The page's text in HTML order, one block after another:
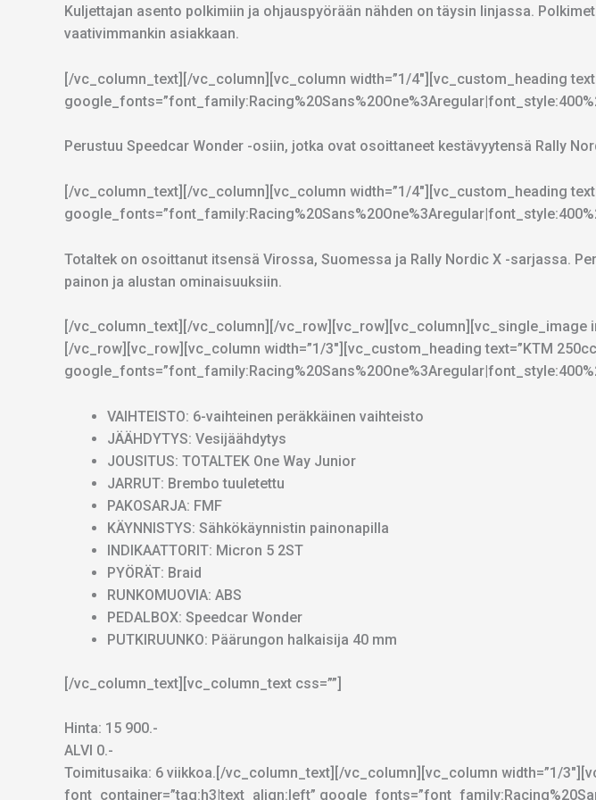
Kuljettajan asento polkimiin ja ohjauspyörään nähden on täysin linjassa.
vaativimmankin asiakkaan.
[/vc_column_text][/vc_column][vc_column width=”1/4″][vc_custom_heading
Perustuu Speedcar Wonder -osiin, jotka ovat osoittaneet kestävyytensä Rally
[/vc_column_text][/vc_column][vc_column width=”1/4″][vc_custom_heading
Totaltek on osoittanut itsensä Virossa, Suomessa ja Rally Nordic X -sarjassa.
painon ja alustan ominaisuuksiin.
[/vc_column_text][/vc_column][/vc_row][vc_row][vc_column][vc_single_image
[/vc_row][vc_row][vc_column width=”1/3″][vc_custom_heading text=”KTM
VAIHTEISTO: 6-vaihteinen peräkkäinen vaihteisto
JÄÄHDYTYS: Vesijäähdytys
JOUSITUS: TOTALTEK One Way Junior
JARRUT: Brembo tuuletettu
PAKOSARJA: FMF
KÄYNNISTYS: Sähkökäynnistin painonapilla
INDIKAATTORIT: Micron 5 2ST
PYÖRÄT: Braid
RUNKOMUOVIA: ABS
PEDALBOX: Speedcar Wonder
PUTKIRUUNKO: Päärungon halkaisija 40 mm
[/vc_column_text][vc_column_text css=””]
Hinta: 15 900.-
ALVI 0.-
Toimitusaika: 6 viikkoa.[/vc_column_text][/vc_column][vc_column width=”1/
font_container=”tag:h3|text_align:left”